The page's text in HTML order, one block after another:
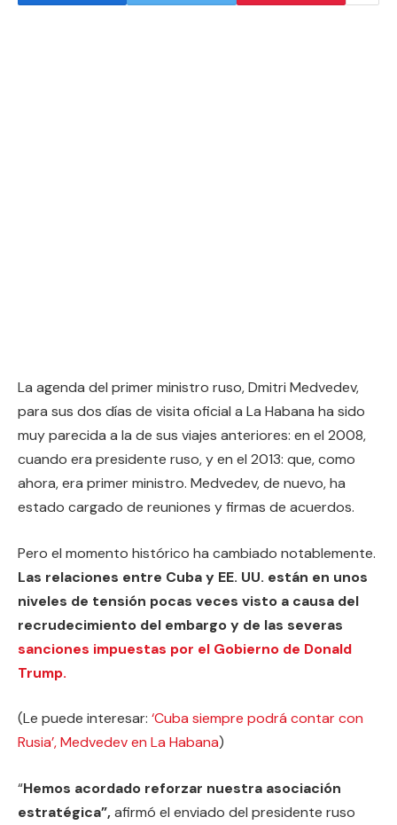
La agenda del primer ministro ruso, Dmitri Medvedev,
para sus dos días de visita oficial a La Habana ha sido
muy parecida a la de sus viajes anteriores: en el 2008,
cuando era presidente ruso, y en el 2013: que, como
ahora, era primer ministro. Medvedev, de nuevo, ha
estado cargado de reuniones y firmas de acuerdos.
Pero el momento histórico ha cambiado notablemente.
Las relaciones entre Cuba y EE. UU. están en unos
niveles de tensión pocas veces visto a causa del
recrudecimiento del embargo y de las severas
sanciones impuestas por el Gobierno de Donald
Trump.
(Le puede interesar: ‘Cuba siempre podrá contar con
Rusia’, Medvedev en La Habana)
“Hemos acordado reforzar nuestra asociación
estratégica”,afirmó el enviado del presidente ruso